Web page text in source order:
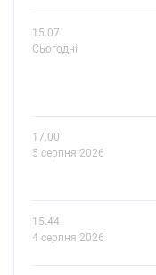
15.07
Сьогодні
17.00
5 серпня 2026
15.44
4 серпня 2026